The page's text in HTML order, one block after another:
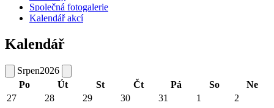
Společná fotogalerie
Kalendář akcí
Kalendář
Srpen2026
Po
Út St Čt Pá So
Ne
27
28 29 30 31 1
2